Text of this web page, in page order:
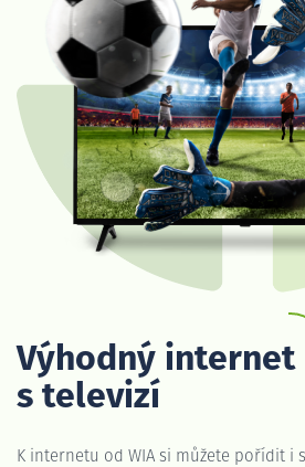
Výhodný internet
s televizí
K internetu od WIA si můžete pořídit i